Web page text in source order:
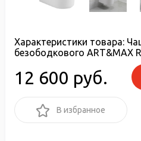
Характеристики товара:
безободкового ART&MAX
12 600 руб.
В избранное